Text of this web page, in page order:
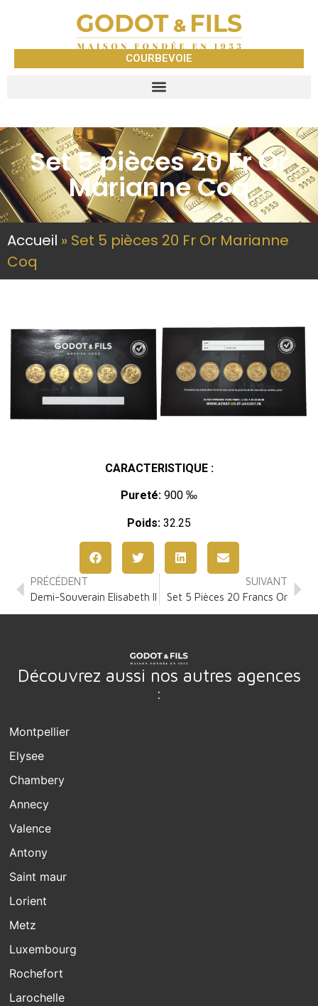
COURBEVOIE
Set 5 pièces 20 Fr Or
Marianne Coq
Accueil » Set 5 pièces 20 Fr Or Marianne
Coq
CARACTERISTIQUE :
Pureté: 900 ‰
Poids: 32.25
PRÉCÉDENT
Demi-Souverain Elisabeth II
SUIVANT
Set 5 Pièces 20 Francs Or
Découvrez aussi nos autres agences
:
Montpellier
Elysee
Chambery
Annecy
Valence
Antony
Saint maur
Lorient
Metz
Luxembourg
Rochefort
Larochelle